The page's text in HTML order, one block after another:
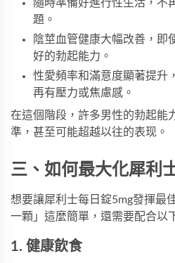
隨時準備好進行性生活，不
題。
陰莖血管健康大幅改善，即
好的勃起能力。
性愛頻率和滿意度顯著提升
再有壓力或焦慮感。
在這個階段，許多男性的勃起能
準，甚至可能超越以往的表现。
三、如何最大化犀利
想要讓犀利士每日錠5mg發揮最
一顆」這麼簡單，還需要配合以
1. 健康飲食